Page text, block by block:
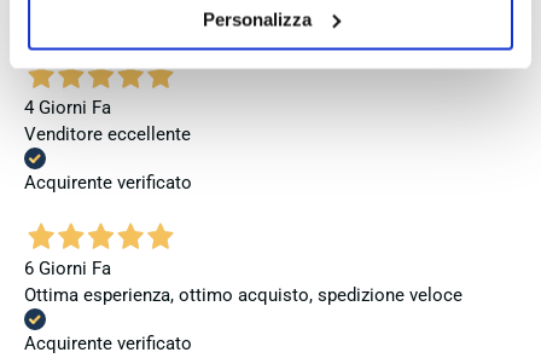
Personalizza
4 Giorni Fa
Venditore eccellente
Acquirente verificato
6 Giorni Fa
Ottima esperienza, ottimo acquisto, spedizione veloce
Acquirente verificato